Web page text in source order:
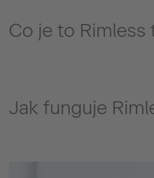
Co je to Rimless
Jak funguje